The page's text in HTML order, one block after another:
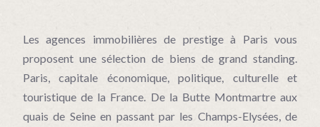
Les agences immobilières de prestige à Paris vous
proposent une sélection de biens de grand standing.
Paris, capitale économique, politique, culturelle et
touristique de la France. De la Butte Montmartre aux
quais de Seine en passant par les Champs-Elysées, de